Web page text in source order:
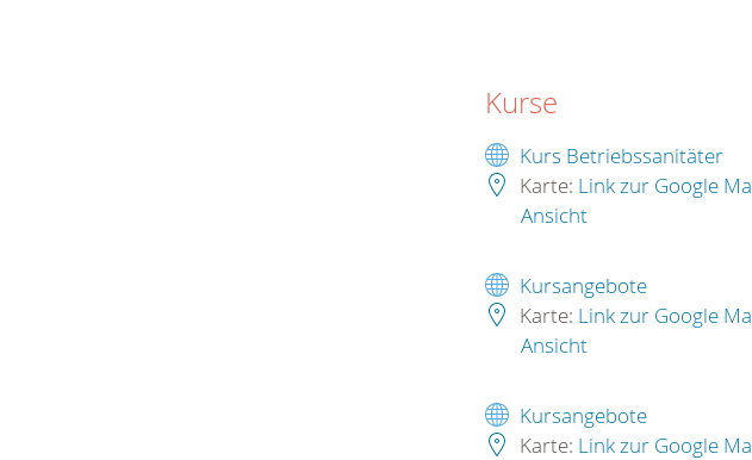
Kurse
Kurs Betriebssanitäter
Karte: Link zur Google
Ansicht
Kursangebote
Karte: Link zur Google
Ansicht
Kursangebote
Karte: Link zur Google